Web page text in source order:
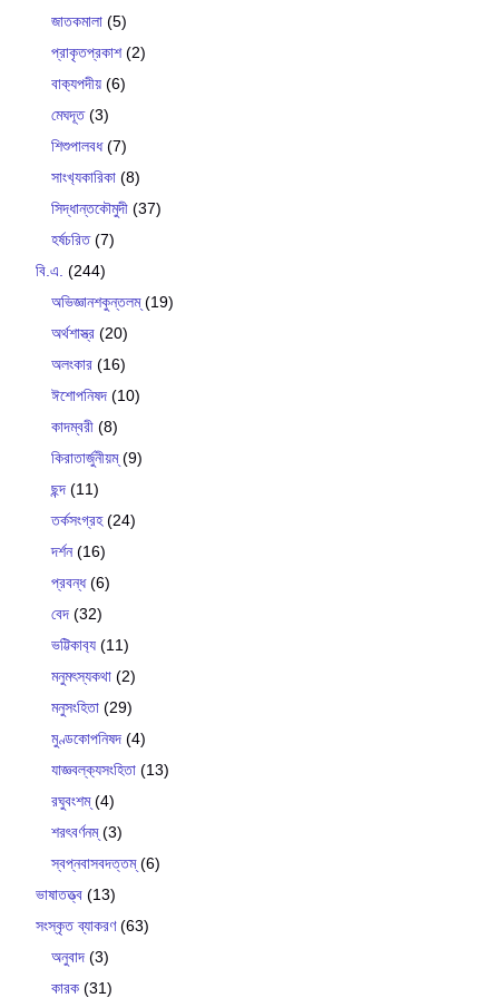
জাতকমালা (5)
প্রাকৃতপ্রকাশ(2)
বাক‍্যপদীয় (6)
মেঘদূত(3)
শিশুপালবধ(7)
সাংখ‍্যকারিকা (8)
সিদ্ধান্তকৌমুদী (37)
হর্ষচরিত(7)
বি.এ. (244)
অভিজ্ঞানশকুন্তলম্(19)
অর্থশাস্ত্র (20)
অলংকার (16)
ঈশোপনিষদ (10)
কাদম্বরী (8)
কিরাতার্জুনীয়ম্(9)
ছন্দ (11)
তর্কসংগ্রহ(24)
দর্শন(16)
প্রবন্ধ(6)
বেদ (32)
ভট্টিকাব‍্য (11)
মনুমৎস্যকথা (2)
মনুসংহিতা (29)
মুণ্ডকোপনিষদ (4)
যাজ্ঞবল্ক‍্যসংহিতা (13)
রঘুবংশম্(4)
শরৎবর্ণনম্(3)
স্বপ্নবাসবদত্তম্(6)
ভাষাতত্ত্ব (13)
সংস্কৃত ব্যাকরণ(63)
অনুবাদ (3)
কারক (31)